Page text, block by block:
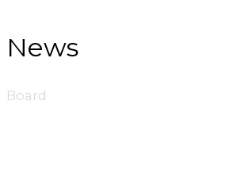
News
Board